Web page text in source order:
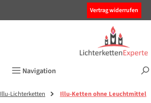
Vertrag widerrufen
Navigation
Illu-Lichterketten Illu-Ketten ohne Leuchtmittel